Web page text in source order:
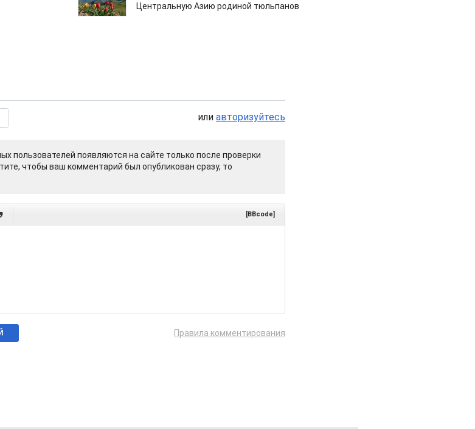
Центральную Азию родиной тюльпанов
или авторизуйтесь
пользователей появляются на сайте только после проверки
чтобы ваш комментарий был опубликован сразу, то
[BBcode]
Правила комментирования